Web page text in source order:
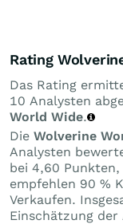
Rating
Das Rating
10 Analysten
World Wide.
Die Wolverine
Analysten
bei 4,60 Punkten,
empfehlen 90 %
Verkaufen.
Einschätzung der